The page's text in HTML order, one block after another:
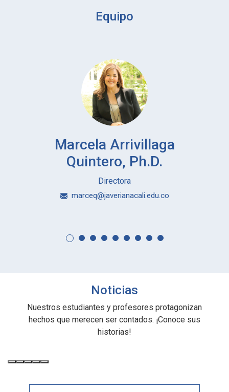
Equipo
Marcela Arrivillaga
Quintero, Ph.D.
Directora
marceq@javerianacali.edu.co
Noticias
Nuestros estudiantes y profesores protagonizan
hechos que merecen ser contados. ¡Conoce sus
historias!